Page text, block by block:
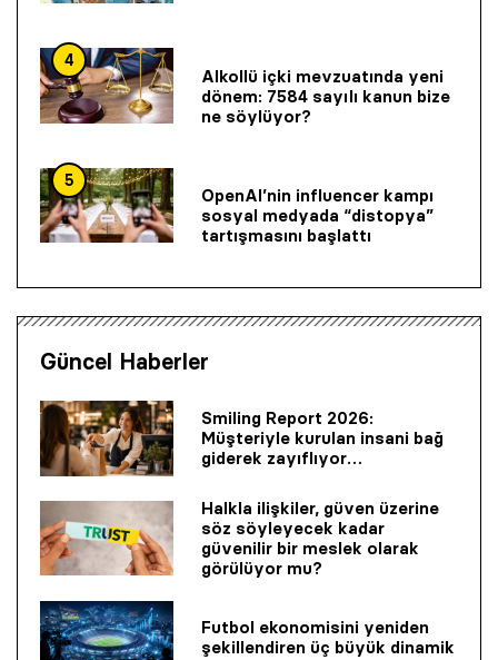
4
Alkollü içki mevzuatında yeni
dönem: 7584 sayılı kanun bize
ne söylüyor?
5
OpenAI’nin influencer kampı
sosyal medyada “distopya”
tartışmasını başlattı
Güncel Haberler
Smiling Report 2026:
Müşteriyle kurulan insani bağ
giderek zayıflıyor…
Halkla ilişkiler, güven üzerine
söz söyleyecek kadar
güvenilir bir mes­lek olarak
görülüyor mu?
Futbol ekonomisini yeniden
şekillendiren üç büyük dinamik